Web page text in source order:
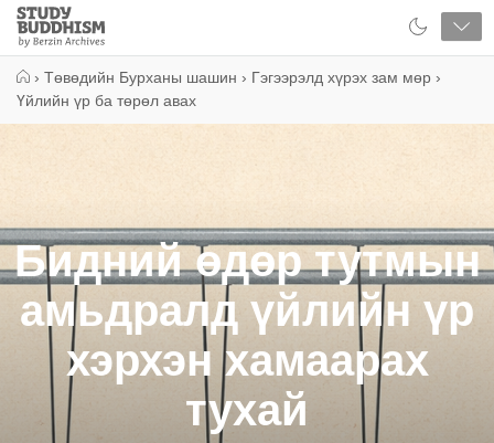
Close
Study
Buddhism
› Төвөдийн Бурханы шашин › Гэгээрэлд хүрэх зам мөр ›
Үйлийн үр ба төрөл авах
Бидний өдөр тутмын
амьдралд үйлийн үр
хэрхэн хамаарах
тухай